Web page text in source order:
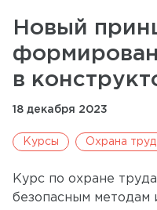
Новый
в
18 декабря 2023
Курсы Охрана
Курс по охране
безопасным методам